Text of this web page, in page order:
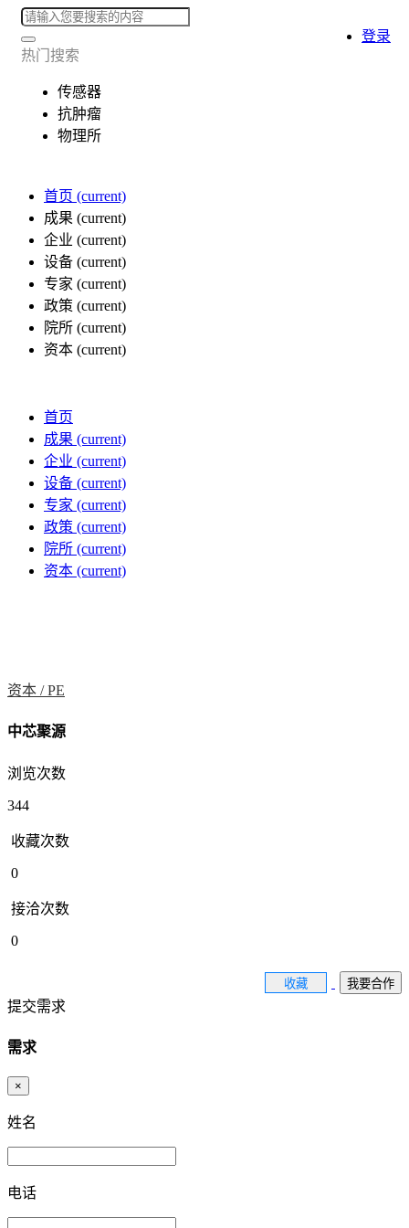
热门搜索
传感器
抗肿瘤
物理所
首页 (current)
成果 (current)
企业 (current)
设备 (current)
专家 (current)
政策 (current)
院所 (current)
资本 (current)
登录
首页
成果 (current)
企业 (current)
设备 (current)
专家 (current)
政策 (current)
院所 (current)
资本 (current)
资本 /PE
中芯聚源
浏览次数
344
收藏次数
0
接洽次数
0
收藏 我要合作
提交需求
需求
×
姓名
电话